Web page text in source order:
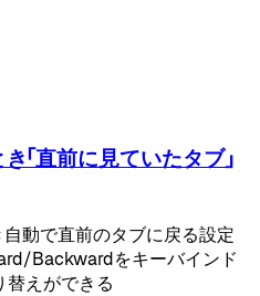
「直前に見ていたタブ」
動で直前のタブに戻る設定
Backwardをキーバインド
替えができる